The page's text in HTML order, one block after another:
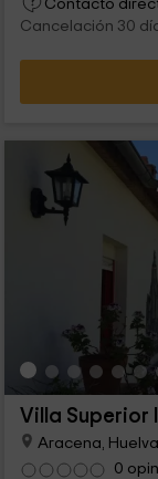
Contacto
Cancelación 30
Villa Superior
Aracena, Huelva
0